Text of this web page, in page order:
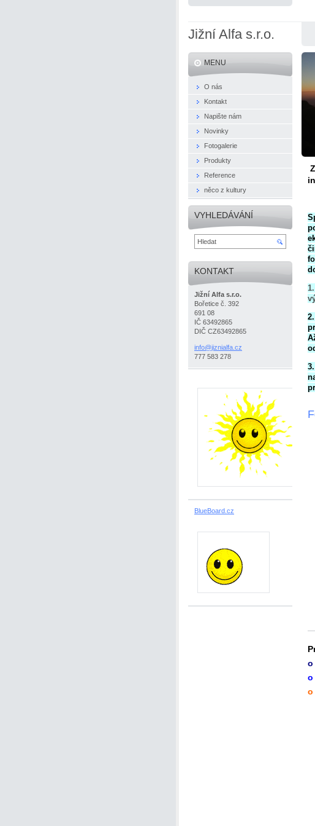
Jižní Alfa s.r.o.
o
o
MENU
O nás
Kontakt
Napište nám
Novinky
Fotogalerie
Produkty
Reference
něco z kultury
VYHLEDÁVÁNÍ
KONTAKT
Jižní Alfa s.r.o.
Bořetice č. 392
691 08
IČ 63492865
DIČ CZ63492865
info@jiznialfa.cz
777 583 278
BlueBoard.cz